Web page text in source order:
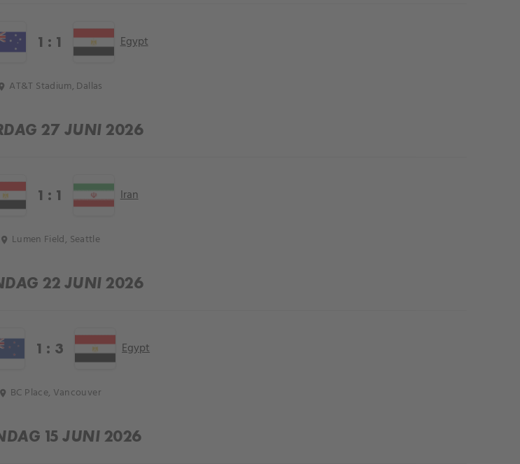
1 : 1 Egypt
AT&T Stadium, Dallas
27 JUNI 2026
1 : 1 Iran
location_on Lumen Field, Seattle
22 JUNI 2026
1 : 3 Egypt
location_on BC Place, Vancouver
15 JUNI 2026